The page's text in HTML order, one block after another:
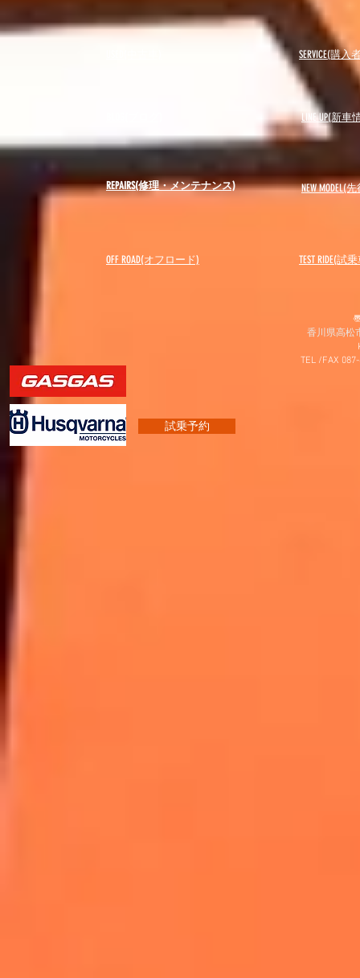
SERVICE(購
LINE UP(新車
REPAIRS(修理・メンテナンス) NEW MODEL(先
OFF ROAD(オフロード) ​TEST RIDE(試
試乗予約
香川県高松
TEL /FAX